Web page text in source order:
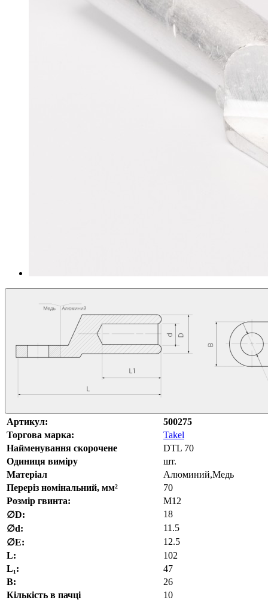
Артикул:
500275
Торгова марка:
Takel
Найменування скорочене
DTL 70
Одиниця виміру
шт.
Матеріал
Алюминий,Медь
Переріз номінальний, мм²
70
Розмір гвинта:
M12
∅D:
18
∅d:
11.5
∅E:
12.5
L:
102
L₁:
47
В:
26
Кількість в пачці
10